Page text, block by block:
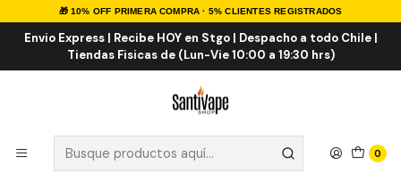
🎁 10% OFF PRIMERA COMPRA · 5% CLIENTES REGISTRADOS
Envio Express | Recibe HOY en Stgo | Despacho a todo Chile |
Tiendas Fisicas de (Lun-Vie 10:00 a 19:30 hrs)
0
Inicio ATOMIZADORES CLAROMIZADORES
Voopoo TPP-X Pod Tank